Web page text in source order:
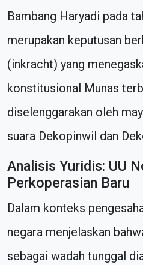
Bambang Haryadi pada
merupakan keputusan
(inkracht) yang
konstitusional Munas
diselenggarakan oleh
suara Dekopinwil dan
Analisis Yuridis: UU
Perkoperasian Baru
Dalam konteks
negara menjelaskan
sebagai wadah tunggal